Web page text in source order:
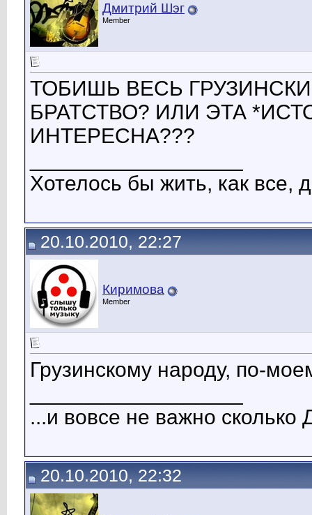
Дмитрий Шэг
Member
ТОБИШЬ ВЕСЬ
БРАТСТВО? ИЛИ ЭТА
ИНТЕРЕСНА???
Хотелось бы жить, как все,
20.10.2010, 22:27
Киримова
Member
Грузинскому народу, по-
...и вовсе не важно сколько
20.10.2010, 22:32